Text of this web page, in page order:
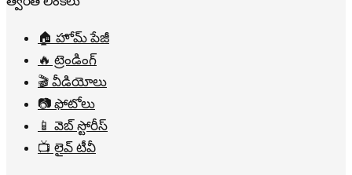
🏠 హోమ్ పేజీ
🔥 ట్రెండింగ్
🎬 వీడియోలు
📷 ఫోటోలు
📱 వెబ్ స్టోరీస్
📺 లైవ్ టీవీ